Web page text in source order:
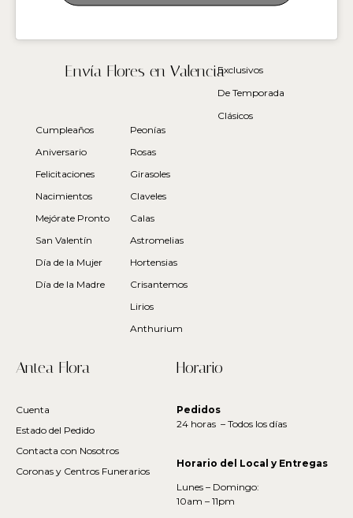
Envía Flores en ValenciaExclusivos
De Temporada
Clásicos
Cumpleaños
Aniversario
Felicitaciones
Nacimientos
Mejórate Pronto
San Valentín
Día de la Mujer
Día de la Madre
Peonías
Rosas
Girasoles
Claveles
Calas
Astromelias
Hortensias
Crisantemos
Lirios
Anthurium
Antea Flora
Cuenta
Estado del Pedido
Contacta con Nosotros
Coronas y Centros Funerarios
Horario
Pedidos
24 horas – Todos los días
Horario del Local y Entregas
Lunes – Domingo:
10am – 11pm